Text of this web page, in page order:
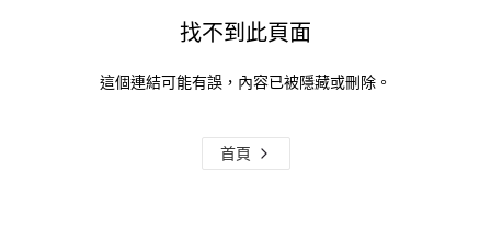
找不到此頁面
這個連結可能有誤，內容已被隱藏或刪除。
首頁